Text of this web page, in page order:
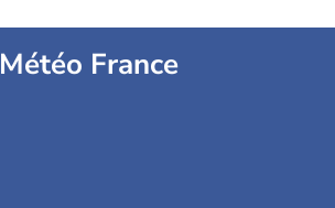
Météo France